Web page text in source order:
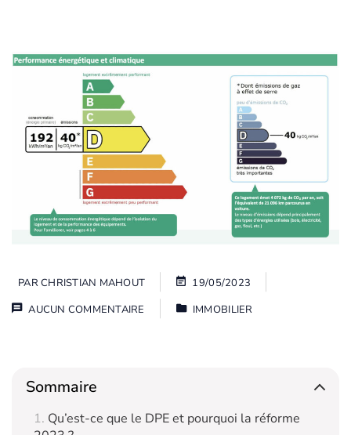
PARCHRISTIAN MAHOUT
19/05/2023
AUCUN COMMENTAIRE
IMMOBILIER
Sommaire
Qu’est-ce que le DPE et pourquoi la réforme